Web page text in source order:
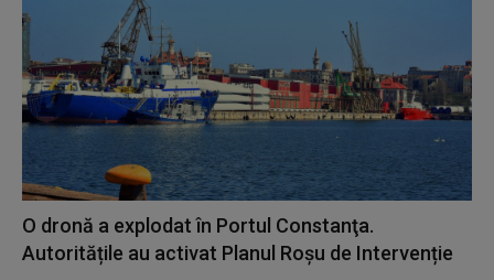
O dronă a explodat în Portul Constanţa.
Autoritățile au activat Planul Roșu de Intervenție